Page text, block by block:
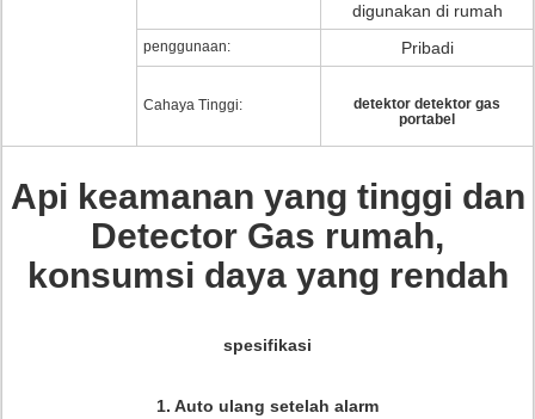
digunakan di rumah
penggunaan: Pribadi
Cahaya Tinggi:
detektor detektor gas
portabel
Api keamanan yang tinggi dan
Detector Gas rumah,
konsumsi daya yang rendah
spesifikasi
1. Auto ulang setelah alarm